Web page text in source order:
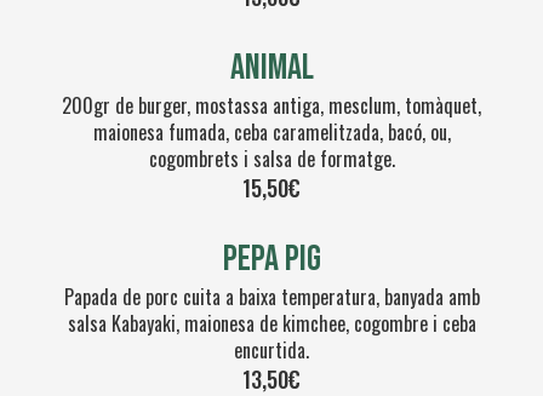
Animal
200gr de burger, mostassa antiga, mesclum, tomàquet,
maionesa fumada, ceba caramelitzada, bacó, ou,
cogombrets i salsa de formatge.
15,50€
PePa Pig
Papada de porc cuita a baixa temperatura, banyada amb
salsa Kabayaki, maionesa de kimchee, cogombre i ceba
encurtida.
13,50€